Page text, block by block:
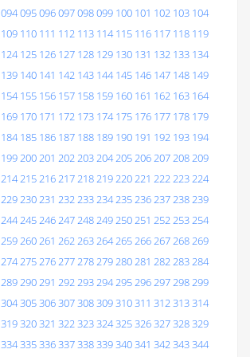
094095096097098099 100 101 102 103 104
109 110 111 112 113 114 115 116 117 118 119
124 125 126 127 128 129 130 131 132 133 134
139 140 141 142 143 144 145 146 147 148 149
154 155 156 157 158 159 160 161 162 163 164
169 170 171 172 173 174 175 176 177 178 179
184 185 186 187 188 189 190 191 192 193 194
199200201 202203204205206207208209
214215216217218219220221 222223224
229230231 232233234235236237238239
244245246247248249250251 252253254
259260261 262263264265266267268269
274275276277278279280281 282283284
289290291 292293294295296297298299
304305306307308309310311 312313314
319320321 322323324325326327328329
334335336337338339340341 342343344